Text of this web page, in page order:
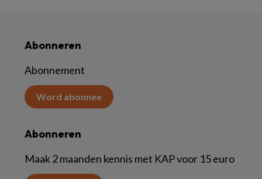
Abonneren
Abonnement
Word abonnee
Abonneren
Maak 2 maanden kennis met KAP voor 15 euro